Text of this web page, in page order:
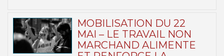
MOBILISATION DU 22
MAI – LE TRAVAIL NON
MARCHAND ALIMENTE